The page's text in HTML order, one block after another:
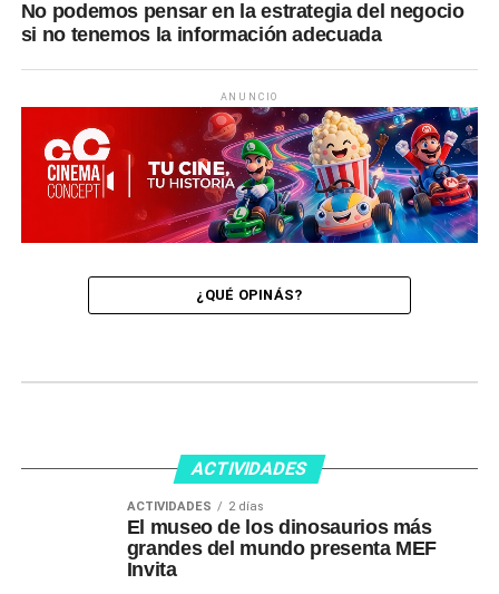
No podemos pensar en la estrategia del negocio
si no tenemos la información adecuada
ANUNCIO
¿QUÉ OPINÁS?
ACTIVIDADES
ACTIVIDADES 2 días
El museo de los dinosaurios más
grandes del mundo presenta MEF
Invita